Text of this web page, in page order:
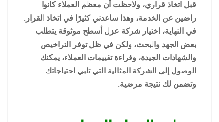
قبل اتخاذ قراري، ولاحظت أن معظم العملاء كانوا
راضين عن الخدمة، وهذا ساعدني كثيرًا في اتخاذ القرار.
في النهاية، اختيار شركة عزل أسطح موثوقة يتطلب
بعض الجهد والبحث، ولكن في ظل توفر التراخيص
والشهادات الجيدة، وقراءة تقييمات العملاء، يمكنك
الوصول إلى الشركة المثالية التي تلبي احتياجاتك
وتضمن لك نتيجة مرضية.